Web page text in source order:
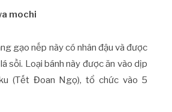
mochi
gạo nếp này có nhân đậu và được
sồi. Loại bánh này được ăn vào dịp
(Tết Đoan Ngọ), tổ chức vào 5